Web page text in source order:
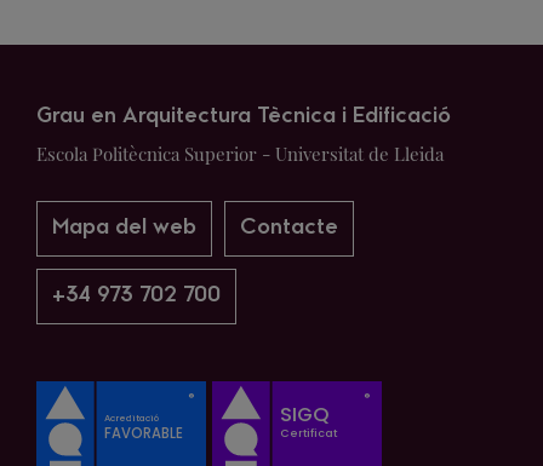
Grau en Arquitectura Tècnica i Edificació
Escola Politècnica Superior - Universitat de Lleida
Mapa del web Contacte
+34 973 702 700